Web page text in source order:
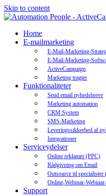
Skip to content
Home
E-mailmarketing
E-Mail-Marketing-
E-Mail-Marketing-
ActiveCampaign
Marketing tragter
Funktionaliteter
Send email nyhedsbreve
Marketing automation
CRM System
SMS-Marketing
Leveringssikkerhed af
Integrationer
Serviceydelser
Online reklamer (PPC)
Rådgivning om Email
Outsource til
Online-Webinar-
Support